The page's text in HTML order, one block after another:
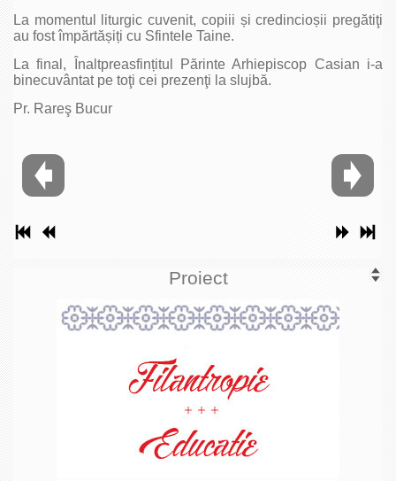
La momentul liturgic cuvenit, copiii și credincioșii pregătiţi
au fost împărtășiți cu Sfintele Taine.
La final, Înaltpreasfințitul Părinte Arhiepiscop Casian i-a
binecuvântat pe toţi cei prezenţi la slujbă.
Pr. Rareş Bucur
Proiect